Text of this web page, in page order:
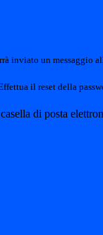
inviato un messaggio
il reset della
di posta